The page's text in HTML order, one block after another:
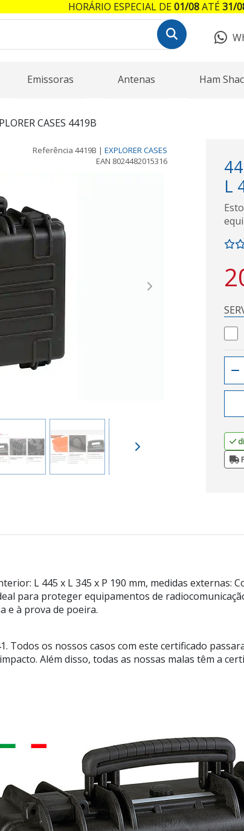
Emissoras Antenas Ham
CASES 4419B
Referência 4419B | EXPLORER CASES
EAN 8024482015316
Next
L
L 445 x L 345 x P 190 mm, medidas externas:
para proteger equipamentos de
e à prova de poeira.
Todos os nossos casos com este certificado
Além disso, todas as nossas malas têm a
HORÁRIO ESPECIAL DE01/08ATÉ31/